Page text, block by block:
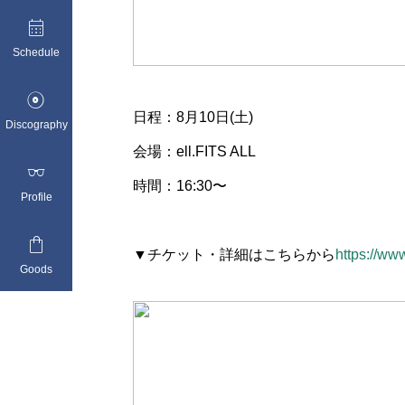
日程：8月10日(土)
会場：ell.FITS ALL
時間：16:30〜
▼チケット・詳細はこちらから https://

Schedule

Discography

Profile

Goods